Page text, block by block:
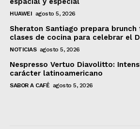
HUAWEI agosto 5, 2026
Sheraton Santiago prepara
clases de cocina para celebrar el
NOTICIAS agosto 5, 2026
Nespresso Vertuo Diavolitto:
carácter latinoamericano
SABOR A CAFÉ agosto 5, 2026